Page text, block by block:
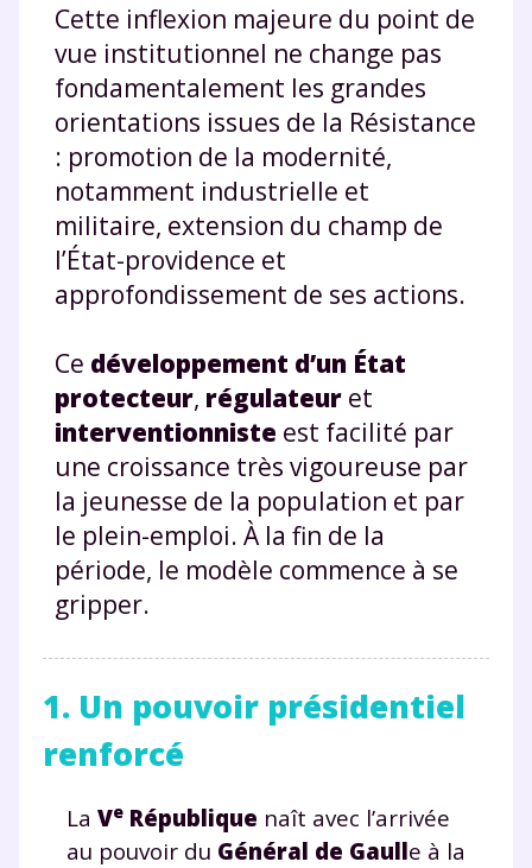
Cette inflexion majeure du point de
vue institutionnel ne change pas
fondamentalement les grandes
orientations issues de la Résistance
: promotion de la modernité,
notamment industrielle et
militaire, extension du champ de
l’État-providence et
approfondissement de ses actions.
Ce développement d’un État
protecteur, régulateur et
interventionniste est facilité par
une croissance très vigoureuse par
la jeunesse de la population et par
le plein-emploi. À la fin de la
période, le modèle commence à se
gripper.
1. Un pouvoir présidentiel
renforcé
La Ve République naît avec l’arrivée
au pouvoir du Général de Gaulle à la